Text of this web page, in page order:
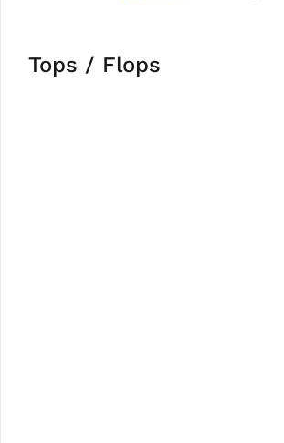
Tops / Flops